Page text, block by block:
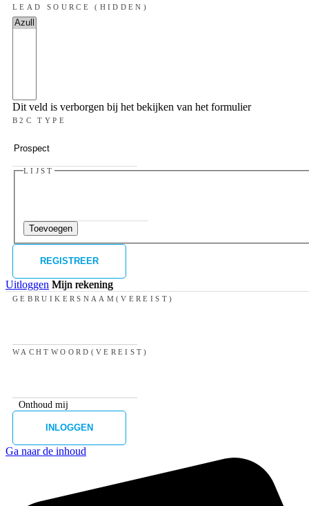
LEAD SOURCE (HIDDEN)
Dit veld is verborgen bij het bekijken van het formulier
B2C TYPE
LIJST
Toevoegen
Uitloggen Mijn rekening
GEBRUIKERSNAAM(VEREIST)
WACHTWOORD (VEREIST)
Onthoud mij
Ga naar de inhoud